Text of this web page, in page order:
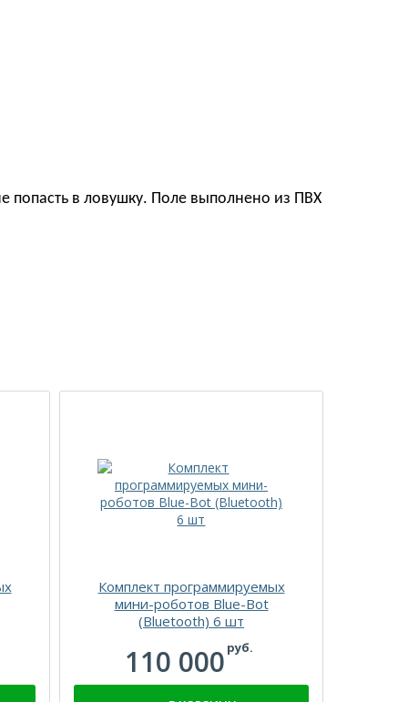
попасть в ловушку. Поле выполнено из ПВХ
Комплект программируемых
мини-роботов Blue-Bot
(Bluetooth) 6 шт
110 000руб.